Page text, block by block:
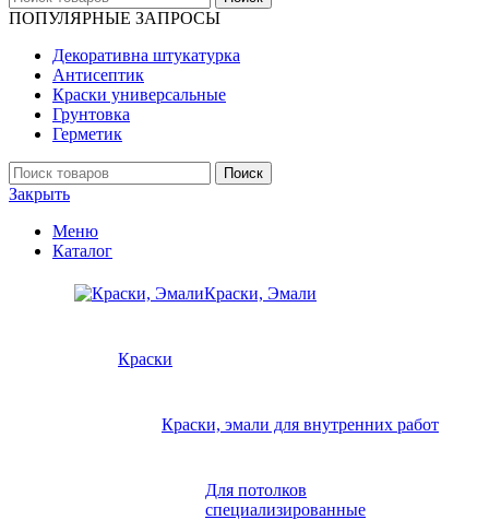
ПОПУЛЯРНЫЕ ЗАПРОСЫ
Декоративна штукатурка
Антисептик
Краски универсальные
Грунтовка
Герметик
Поиск
Закрыть
Меню
Каталог
Краски, Эмали
Краски
Краски, эмали для внутренних работ
Для потолков
специализированные